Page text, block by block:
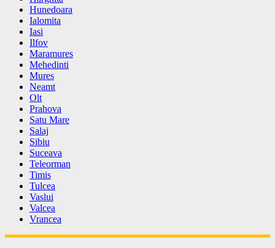
Hunedoara
Ialomita
Iasi
Ilfov
Maramures
Mehedinti
Mures
Neamt
Olt
Prahova
Satu Mare
Salaj
Sibiu
Suceava
Teleorman
Timis
Tulcea
Vaslui
Valcea
Vrancea